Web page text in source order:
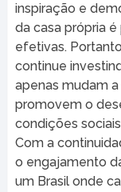
inspiração e
da casa própria
efetivas.
continue
apenas mudam
promovem o
condições
Com a
o engajamento
um Brasil onde